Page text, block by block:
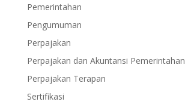
Pemerintahan
Pengumuman
Perpajakan
Perpajakan dan Akuntansi Pemerintahan
Perpajakan Terapan
Sertifikasi